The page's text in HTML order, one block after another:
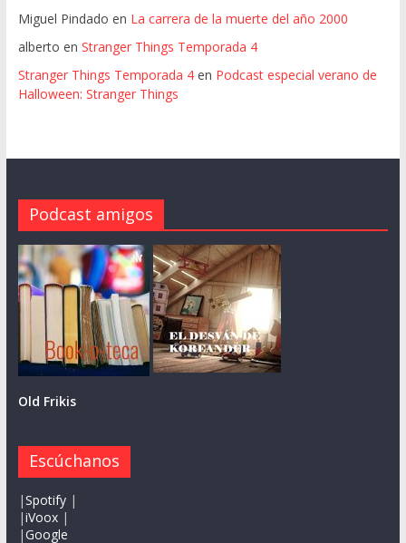
Miguel Pindado en La carrera de la muerte del año 2000
alberto en Stranger Things Temporada 4
Stranger Things Temporada 4en Podcast especial verano de
Halloween: Stranger Things
Podcast amigos
Old Frikis
Escúchanos
|Spotify |
|iVoox|
|Google